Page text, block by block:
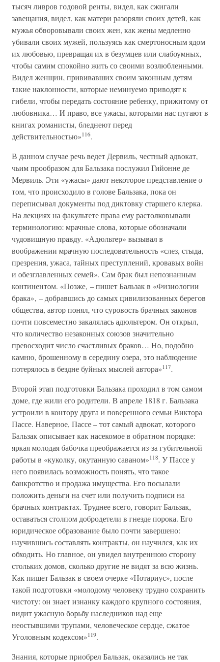
тысяч ливров годовой ренты, видел, как сжигали
завещания, видел, как матери разоряли своих детей, как
мужья обворовывали своих жен, как жены медленно
убивали своих мужей, пользуясь как смертоносным ядом
их любовью, превращая их в безумцев или слабоумных,
чтобы самим спокойно жить со своими возлюбленными.
Видел женщин, прививавших своим законным детям
такие наклонности, которые неминуемо приводят к
гибели, чтобы передать состояние ребенку, прижитому от
любовника… И право, все ужасы, которыми нас пугают в
книгах романисты, бледнеют перед
действительностью»116.
В данном случае речь ведет Дервиль, честный адвокат,
чьим прообразом для Бальзака послужил Гийонне де
Мервиль. Эти «ужасы» дают некоторое представление о
том, что происходило в голове Бальзака, пока он
переписывал документы под диктовку старшего клерка.
На лекциях на факультете права ему растолковывали
терминологию: мрачные слова, которые обозначали
чудовищную правду. «Адюльтер» вызывал в
воображении мрачную последовательность «слез, стыда,
презрения, ужаса, тайных преступлений, кровавых войн
и обезглавленных семей». Сам брак был непознанным
континентом. «Позже, – пишет Бальзак в «Физиологии
брака», – добравшись до самых цивилизованных берегов
общества, автор понял, что суровость брачных законов
почти повсеместно закалялась адюльтером. Он открыл,
что количество незаконных союзов значительно
превосходит число счастливых браков… Но, подобно
камню, брошенному в середину озера, это наблюдение
потерялось в бездне буйных мыслей автора»117.
Второй этап подготовки Бальзака проходил в том самом
доме, где жили его родители. В апреле 1818 г. Бальзака
устроили в контору друга и поверенного семьи Виктора
Пассе. Наверное, Пассе – тот самый адвокат, которого
Бальзак описывает как насекомое в обратном порядке:
яркая молодая бабочка преображается из-за губительной
работы в «куколку, окутанную саваном»118. У Пассе у
него появилась возможность понять, что такое
банкротство и продажа имущества. Его посылали
положить деньги на счет или получить подписи на
брачных контрактах. Труднее всего, говорит Бальзак,
оставаться столпом добродетели в гнезде порока. Его
юридическое образование было почти завершено:
научившись составлять контракты, он научился, как их
обходить. Но главное, он увидел внутреннюю сторону
стольких домов, сколько другие не видят за всю жизнь.
Как пишет Бальзак в своем очерке «Нотариус», после
такой подготовки «молодому человеку трудно сохранить
чистоту: он знает изнанку каждого крупного состояния,
видит ужасную борьбу наследников над еще
неостывшими трупами, человеческое сердце, сжатое
Уголовным кодексом»119.
Знания, которые приобрел Бальзак, оказались не так